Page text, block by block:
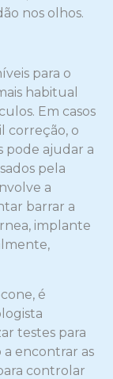
nos olhos.
para o
habitual
Em casos
correção, o
pode ajudar a
pela
a
barrar a
implante
é
testes para
a encontrar as
controlar